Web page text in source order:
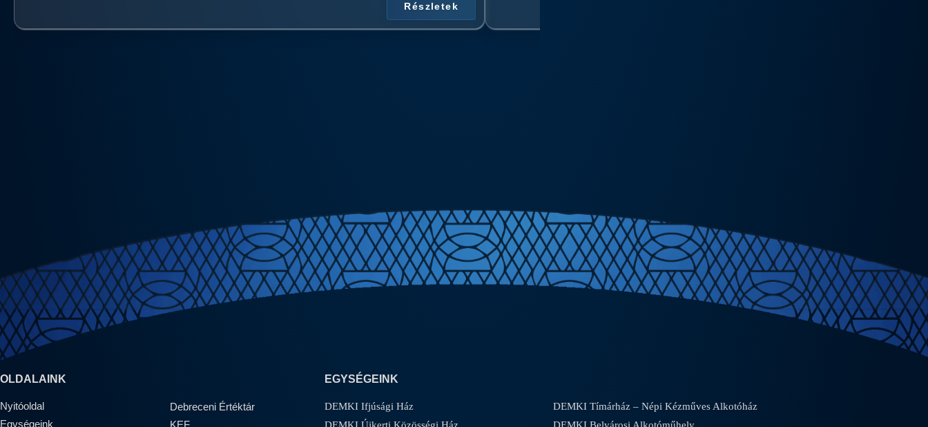
Részletek
OLDALAINK
Nyitóoldal
Egységeink
Debreceni Értéktár
KEF
EGYSÉGEINK
DEMKI Ifjúsági Ház
DEMKI Tímárház – Népi Kézműves Alkotóház
DEMKI Újkerti Közösségi Ház
DEMKI Belvárosi Alkotóműhely